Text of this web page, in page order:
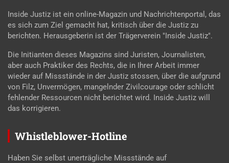
Inside Justiz ist ein online-Magazin und Nachrichtenportal, das
es sich zum Ziel gemacht hat, kritisch über die Justiz zu
berichten. Herausgeberin ist der Trägerverein "Inside Justiz".
Die Initianten dieses Magazins sind Juristen, Journalisten,
aber auch Praktiker des Rechts, die in Ihrer Arbeit immer
wieder auf Missstände in der Justiz stossen, über die aufgrund
von Filz, Unvermögen, mangelnder Zivilcourage oder schlicht
fehlender Ressourcen nicht berichtet wird. Inside Justiz will
das korrigieren.
Whistleblower-Hotline
Haben Sie selbst unerträgliche Missstände auf